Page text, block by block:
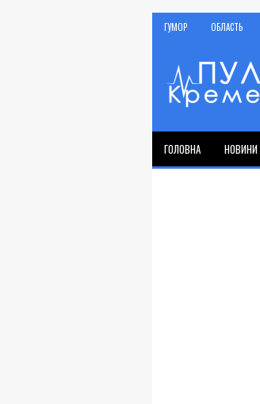
ГУМОР ОБЛАСТЬ
ГОЛОВНА НОВИНИ